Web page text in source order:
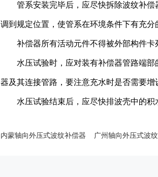
管系安装完毕后，应尽快拆除波纹补
调到规定位置，使管系在环境条件下有充分
补偿器所有活动元件不得被外部构件
水压试验时，应对装有补偿器管路端
器及其连接管路，要注意充水时是否需要增
水压试验结束后，应尽快排波壳中的积
内蒙轴向外压式波纹补偿器 广州轴向外压式波